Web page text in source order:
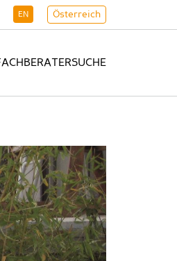
EN Österreich